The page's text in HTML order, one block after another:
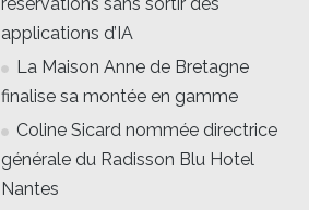
réservations sans sortir des
applications d’IA
La Maison Anne de Bretagne
finalise sa montée en gamme
Coline Sicard nommée directrice
générale du Radisson Blu Hotel
Nantes